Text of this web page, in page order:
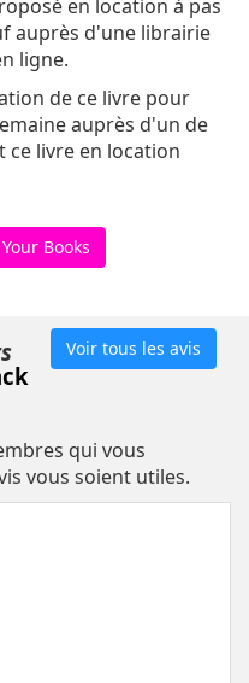
en location à pas
auprès d'une librairie
ligne.
de ce livre pour
auprès d'un de
livre en location
Books
Voir tous les avis
qui vous
vous soient utiles.